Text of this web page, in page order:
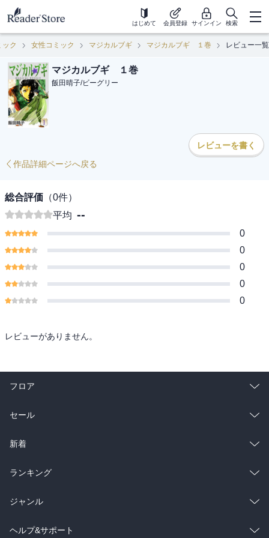
はじめて 会員登録 サインイン 検索
ック 女性コミック マジカルブギ マジカルブギ １巻 レビュー一覧
マジカルブギ １巻
飯田晴子/ビーグリー
レビューを書く
作品詳細ページへ戻る
総合評価 （0件）
平均 --
0
0
0
0
0
レビューがありません。
フロア
総合
ラノベ
雑誌・グラビア
BL・TL
セール
総合
ラノベ
雑誌・グラビア
BL・TL
新着
総合
ラノベ
雑誌・グラビア
ランキング
総合
ラノベ
ジャンル
コミック
ヘルプ&サポート